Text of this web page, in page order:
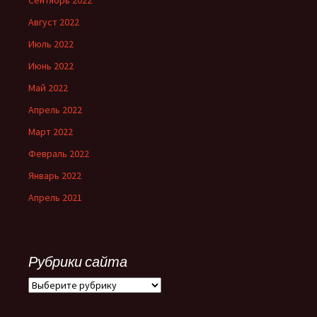
Август 2022
Июль 2022
Июнь 2022
Май 2022
Апрель 2022
Март 2022
Февраль 2022
Январь 2022
Апрель 2021
Рубрики сайта
Рубрики